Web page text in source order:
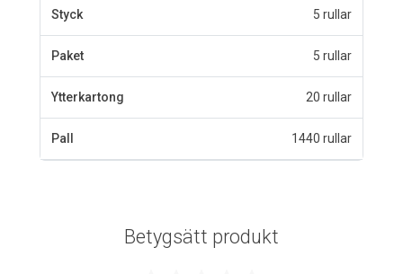
Styck 5 rullar
Paket 5 rullar
Ytterkartong 20 rullar
Pall 1440 rullar
Betygsätt produkt